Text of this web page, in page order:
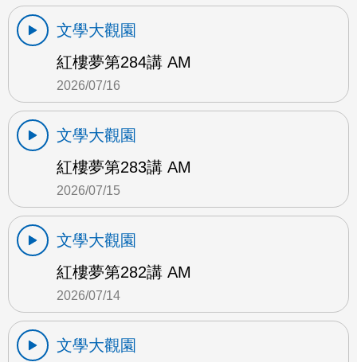
文學大觀園
紅樓夢第284講 AM
2026/07/16
文學大觀園
紅樓夢第283講 AM
2026/07/15
文學大觀園
紅樓夢第282講 AM
2026/07/14
文學大觀園